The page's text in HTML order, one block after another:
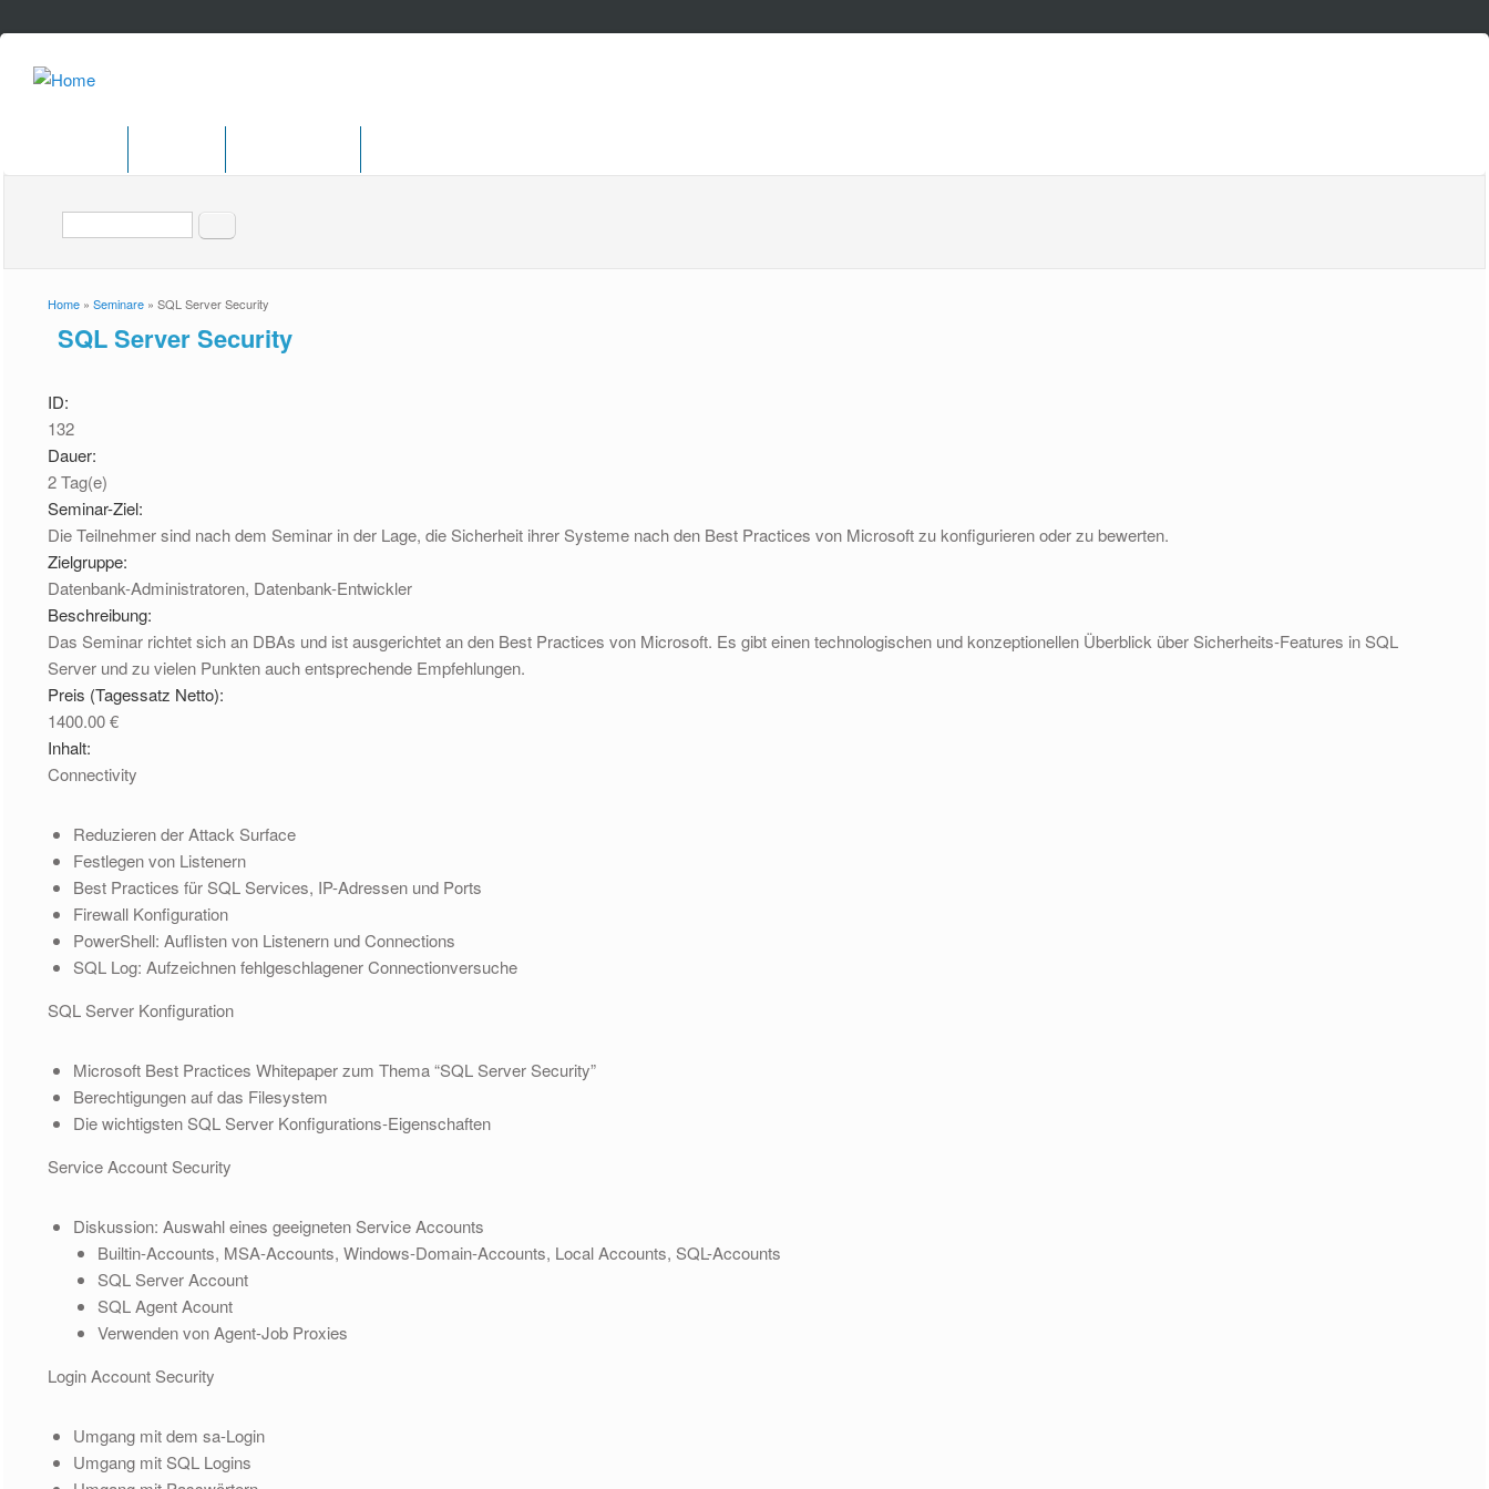
Search form
Suche
You are here
Home » Seminare » SQL Server Security
SQL Server Security
ID:
132
Dauer:
2 Tag(e)
Seminar-Ziel:
Die Teilnehmer sind nach dem Seminar in der Lage, die Sicherheit ihrer Systeme nach den Best Practices von Microsoft zu konfigurieren oder zu bewerten.
Zielgruppe:
Datenbank-Administratoren, Datenbank-Entwickler
Beschreibung:
Das Seminar richtet sich an DBAs und ist ausgerichtet an den Best Practices von Microsoft. Es gibt einen technologischen und konzeptionellen Überblick über Sicherheits-Features in SQL
Server und zu vielen Punkten auch entsprechende Empfehlungen.
Preis (Tagessatz Netto):
1400.00 €
Inhalt:
Connectivity
Reduzieren der Attack Surface
Festlegen von Listenern
Best Practices für SQL Services, IP-Adressen und Ports
Firewall Konfiguration
PowerShell: Auflisten von Listenern und Connections
SQL Log: Aufzeichnen fehlgeschlagener Connectionversuche
SQL Server Konfiguration
Microsoft Best Practices Whitepaper zum Thema “SQL Server Security”
Berechtigungen auf das Filesystem
Die wichtigsten SQL Server Konfigurations-Eigenschaften
Service Account Security
Diskussion: Auswahl eines geeigneten Service Accounts
Builtin-Accounts, MSA-Accounts, Windows-Domain-Accounts, Local Accounts, SQL-Accounts
SQL Server Account
SQL Agent Acount
Verwenden von Agent-Job Proxies
Login Account Security
Umgang mit dem sa-Login
Umgang mit SQL Logins